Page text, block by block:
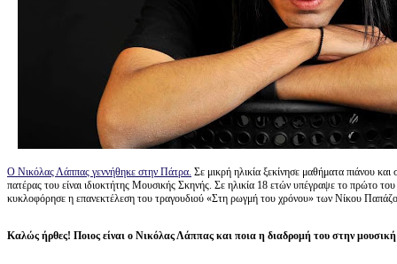
Ο Νικόλας Λάππας γεννήθηκε στην Πάτρα. Σε μικρή ηλικία ξεκίνησε μαθήματα πιάνου
πατέρας του είναι ιδιοκτήτης Μουσικής Σκηνής. Σε ηλικία 18 ετών υπέγραψε το πρώτο
κυκλοφόρησε η επανεκτέλεση του τραγουδιού «Στη ρωγμή του χρόνου» των Νίκου
Καλώς ήρθες! Ποιος είναι ο Νικόλας Λάππας και ποια η διαδρομή του στην